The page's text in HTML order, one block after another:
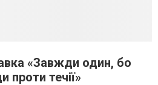
«Завжди один, бо
проти течії»